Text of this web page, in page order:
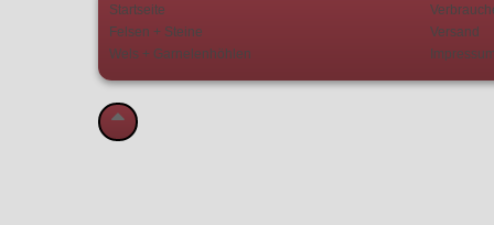
Startseite
Felsen + Steine
Wels + Garnelenhöhlen
Versand
Impressum